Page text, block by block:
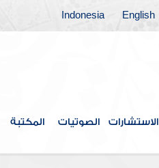
English
Indonesia
الاستشارات الصوتيات المكتبة